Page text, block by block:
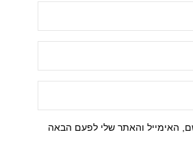
האימייל והאתר שלי לפעם הבאה